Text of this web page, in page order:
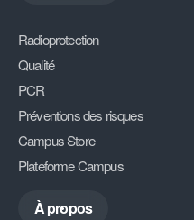
Radioprotection
Qualité
PCR
Préventions des risques
Campus Store
Plateforme Campus
À propos